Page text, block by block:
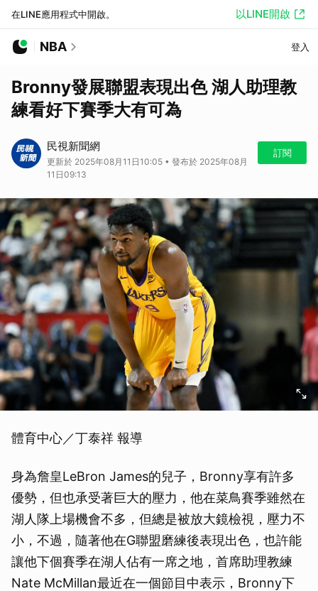
在LINE應用程式中開啟。 以LINE開啟
NBA 登入
Bronny發展聯盟表現出色 湖人助理教
練看好下賽季大有可為
民視新聞網
更新於 2025年08月11日10:05 • 發布於 2025年08月
11日09:13
訂閱
體育中心／丁泰祥 報導
身為詹皇LeBron James的兒子，Bronny享有許多
優勢，但也承受著巨大的壓力，他在菜鳥賽季雖然在
湖人隊上場機會不多，但總是被放大鏡檢視，壓力不
小，不過，隨著他在G聯盟磨練後表現出色，也許能
讓他下個賽季在湖人佔有一席之地，首席助理教練
Nate McMillan最近在一個節目中表示，Bronny下